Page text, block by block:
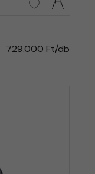
729.000 Ft/db